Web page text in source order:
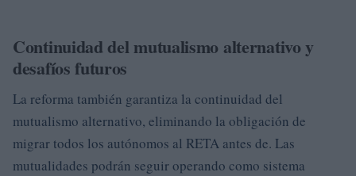
Continuidad del mutualismo alternativo y
desafíos futuros
La reforma también garantiza la continuidad del
mutualismo alternativo, eliminando la obligación de
migrar todos los autónomos al RETA antes de. Las
mutualidades podrán seguir operando como sistema